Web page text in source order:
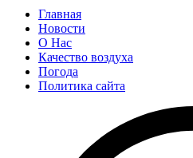
Главная
Новости
О Нас
Качество воздуха
Погода
Политика сайта